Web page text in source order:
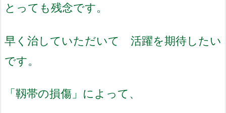
とっても残念です。
早く治していただいて 活躍を期待したい
です。
「靱帯の損傷」によって、